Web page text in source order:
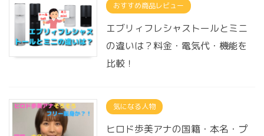
おすすめ商品レビュー
エブリィフレシャストールとミニ
の違いは？料金・電気代・機能を
比較！
気になる人物
ヒロド歩美アナの国籍・本名・プ